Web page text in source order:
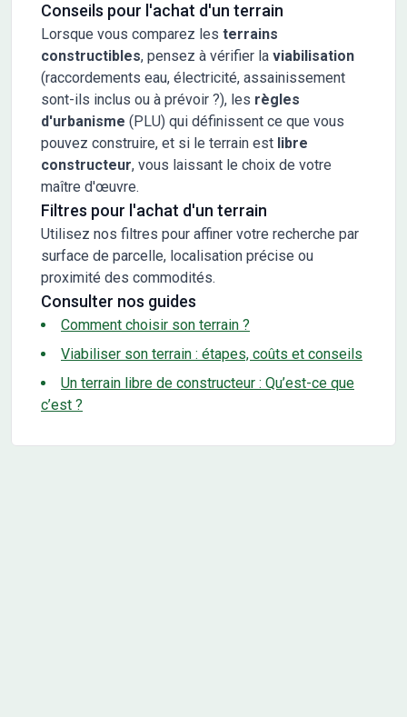
Conseils pour l'achat d'un terrain
Lorsque vous comparez les terrains
constructibles, pensez à vérifier la viabilisation
(raccordements eau, électricité, assainissement
sont-ils inclus ou à prévoir ?), les règles
d'urbanisme (PLU) qui définissent ce que vous
pouvez construire, et si le terrain est libre
constructeur, vous laissant le choix de votre
maître d'œuvre.
Filtres pour l'achat d'un terrain
Utilisez nos filtres pour affiner votre recherche par
surface de parcelle, localisation précise ou
proximité des commodités.
Consulter nos guides
Comment choisir son terrain ?
Viabiliser son terrain : étapes, coûts et conseils
Un terrain libre de constructeur : Qu’est-ce que
c’est ?